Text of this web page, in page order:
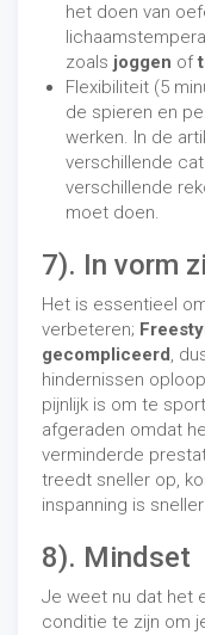
het doen van
zoals joggen of
Flexibiliteit (5
de spieren en
werken. In de
verschillende
verschillende
moet doen.
7). In vorm
Het is essentieel
verbeteren;
gecompliceerd,
hindernissen
pijnlijk is om te
afgeraden omdat
verminderde
treedt sneller op,
inspanning is
8). Mindset
Je weet nu dat het
conditie te zijn om